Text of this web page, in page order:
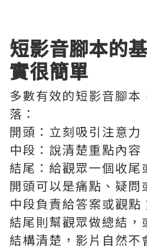
短影音腳本的
實很簡單
多數有效的短影音腳本
落：
開頭：立刻吸引注意力
中段：說清楚重點內容
結尾：給觀眾一個收尾
開頭可以是痛點、疑問
中段負責給答案或觀點
結尾則幫觀眾做總結，
結構清楚，影片自然不